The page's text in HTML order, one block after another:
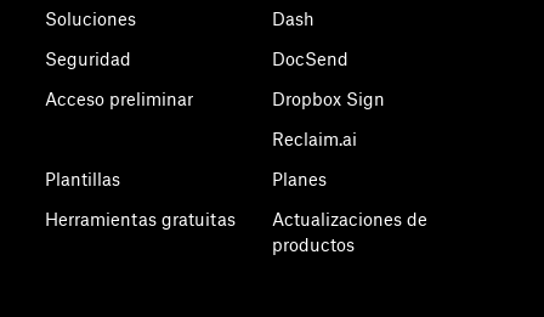
Soluciones
Seguridad
Acceso preliminar
Plantillas
Herramientas gratuitas
Dash
DocSend
Dropbox Sign
Reclaim.ai
Planes
Actualizaciones de
productos